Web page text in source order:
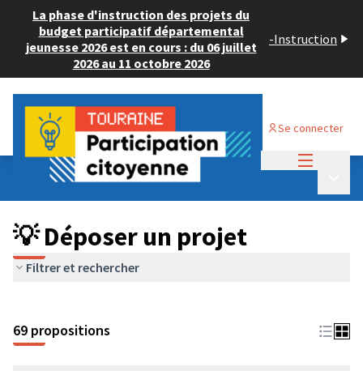
La phase d'instruction des projets du
budget participatif départemental
jeunesse 2026 est en cours : du 06 juillet
2026 au 11 octobre 2026
-Instruction
Se connecter
Budget Participatif ADULTE 2024
💡 Déposer un projet
💡 Déposer un projet
Filtrer et rechercher
69 propositions